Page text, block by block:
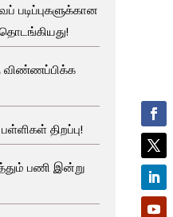
படிப்புகளுக்கான
விண்ணப்பிக்க
திறப்பு!
பணி இன்று